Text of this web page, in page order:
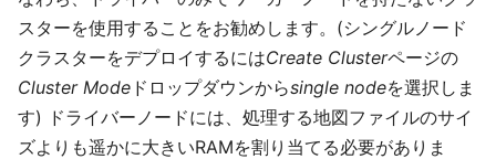
スターを使用することをお勧めします。(シングルノード
クラスターをデプロイするにはCreate Clusterページの
Cluster Mode ドロップダウンからsingle nodeを選択しま
す) ドライバーノードには、処理する地図ファイルのサイ
ズよりも遥かに大きいRAMを割り当てる必要がありま